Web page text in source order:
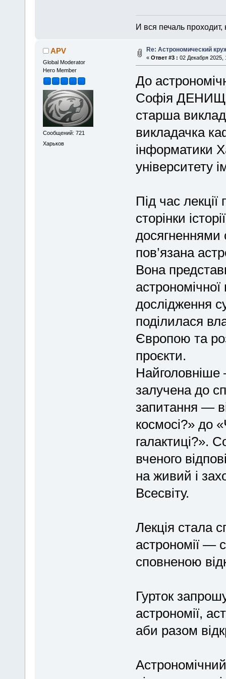
И вся печаль
APV
Global Moderator
Hero Member
Сообщений: 721
Харьков
Re: Астрономический
« Ответ #3 : 02 Декабря 2025,
До
Софія
старша
викладачка
інформатики
університету
Під час
сторінки
досягненнями
пов’язана
Вона
дослідження
поділилася
Європою та
проєкти.
залучена до
запитання —
космосі?» до
галактиці?».
вченого
на живий і
Всесвіту.
Лекція стала
астрономії —
сповненою
Гурток
астрономії,
аби разом